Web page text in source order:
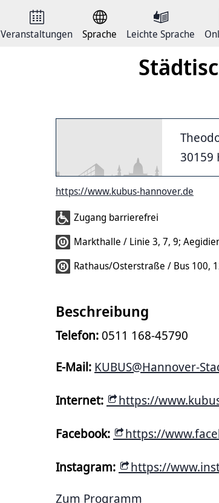
Veranstaltungen Sprache Leichte Sprache
30159
https://www.kubus-hannover.de
Zugang barrierefrei
Markthalle / Linie 3, 7, 9;
Rathaus/Osterstraße / Bus 100,
Beschreibung
Telefon: 0511 168-45790
E-Mail: KUBUS@Hannover-
Internet: https://
Facebook: https://
Instagram:
https://
Zum Programm